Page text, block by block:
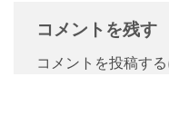
コメントを残す
コメントを投稿す